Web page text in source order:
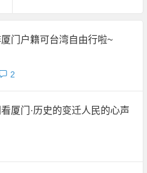
门户籍可台湾自由行啦~
2
厦门·历史的变迁人民的心声